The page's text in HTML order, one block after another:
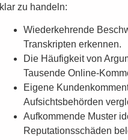
klar zu handeln:
Wiederkehrende
Transkripten erkennen.
Die Häufigkeit von
Tausende Online-
Eigene
Aufsichtsbehörden
Aufkommende Muster
Reputationsschäden